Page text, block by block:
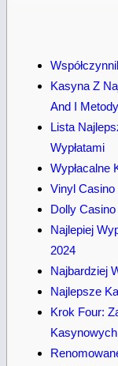
Kasyna Z
And I
Lista
Wypłatami
Wypłacalne
Vinyl Casino
Dolly Casino
Najlepiej
2024
Najbardziej
Najlepsze
Krok Four:
Kasynowych